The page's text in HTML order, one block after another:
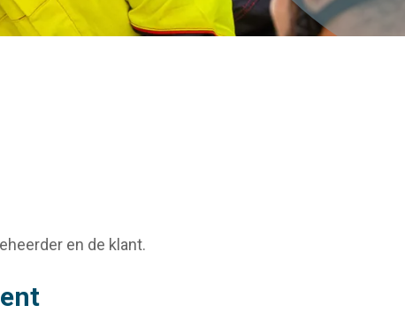
en de klant.